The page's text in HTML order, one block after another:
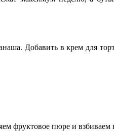
Добавить в крем для
фруктовое пюре и